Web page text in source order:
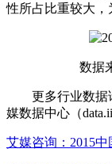
性所占比重较大，
数据来
更多行业数据
媒数据中心（
艾媒咨询：2015